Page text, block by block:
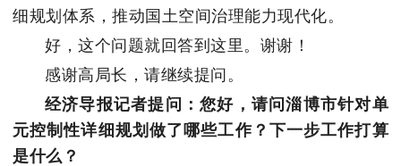
细规划体系，推动国土空间治理能力现代化。
好，这个问题就回答到这里。谢谢！
感谢高局长，请继续提问。
经济导报记者提问：您好，请问淄博市针对单
元控制性详细规划做了哪些工作？下一步工作打算
是什么？